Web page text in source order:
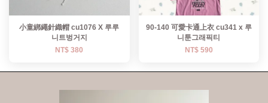
小童綁繩針織帽 cu1076 X 루루
니트벙거지
NT$ 380
90-140 可愛卡通上衣 cu341 x 루
니툰그래픽티
NT$ 590